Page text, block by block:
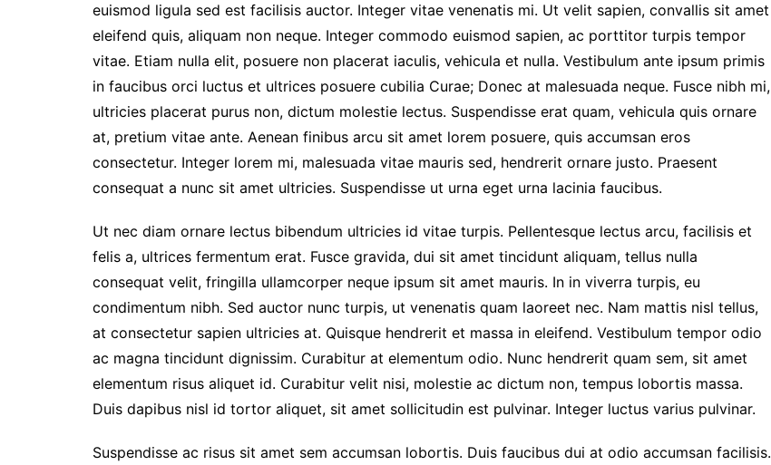
e
b
o
o
k
t
t
e
r
t
s
A
p
p
euismod ligula sed est facilisis auctor. Integer vitae venenatis mi. Ut velit sapien, convallis sit amet
eleifend quis, aliquam non neque. Integer commodo euismod sapien, ac porttitor turpis tempor
vitae. Etiam nulla elit, posuere non placerat iaculis, vehicula et nulla. Vestibulum ante ipsum primis
in faucibus orci luctus et ultrices posuere cubilia Curae; Donec at malesuada neque. Fusce nibh mi,
ultricies placerat purus non, dictum molestie lectus. Suspendisse erat quam, vehicula quis ornare
at, pretium vitae ante. Aenean finibus arcu sit amet lorem posuere, quis accumsan eros
consectetur. Integer lorem mi, malesuada vitae mauris sed, hendrerit ornare justo. Praesent
consequat a nunc sit amet ultricies. Suspendisse ut urna eget urna lacinia faucibus.
Ut nec diam ornare lectus bibendum ultricies id vitae turpis. Pellentesque lectus arcu, facilisis et
felis a, ultrices fermentum erat. Fusce gravida, dui sit amet tincidunt aliquam, tellus nulla
consequat velit, fringilla ullamcorper neque ipsum sit amet mauris. In in viverra turpis, eu
condimentum nibh. Sed auctor nunc turpis, ut venenatis quam laoreet nec. Nam mattis nisl tellus,
at consectetur sapien ultricies at. Quisque hendrerit et massa in eleifend. Vestibulum tempor odio
ac magna tincidunt dignissim. Curabitur at elementum odio. Nunc hendrerit quam sem, sit amet
elementum risus aliquet id. Curabitur velit nisi, molestie ac dictum non, tempus lobortis massa.
Duis dapibus nisl id tortor aliquet, sit amet sollicitudin est pulvinar. Integer luctus varius pulvinar.
Suspendisse ac risus sit amet sem accumsan lobortis. Duis faucibus dui at odio accumsan facilisis.